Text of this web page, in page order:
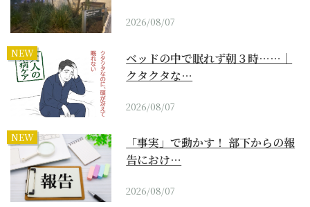
2026/08/07
NEW
ベッドの中で眠れず朝３時……｜
クタクタな…
2026/08/07
NEW
「事実」で動かす！ 部下からの報
告におけ…
2026/08/07